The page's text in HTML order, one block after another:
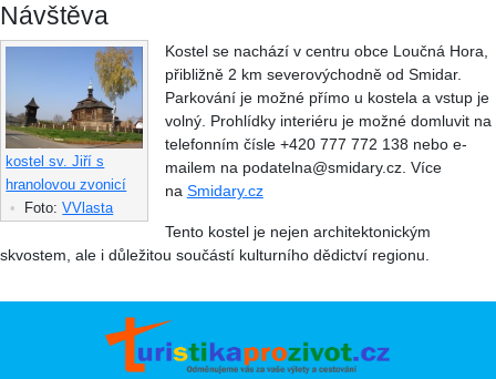
Návštěva
kostel sv. Jiří s
hranolovou zvonicí
•
Foto:VVlasta
Kostel se nachází v centru obce Loučná Hora,
přibližně 2 km severovýchodně od Smidar.
Parkování je možné přímo u kostela a vstup je
volný. Prohlídky interiéru je možné domluvit na
telefonním čísle +420 777 772 138 nebo e-
mailem na podatelna@smidary.cz. Více
na Smidary.cz
Tento kostel je nejen architektonickým
skvostem, ale i důležitou součástí kulturního dědictví regionu.​